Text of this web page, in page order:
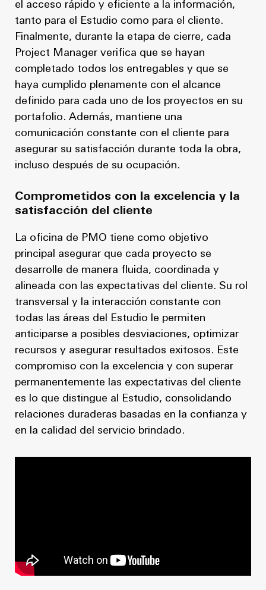
el acceso rápido y eficiente a la información,
tanto para el Estudio como para el cliente.
Finalmente, durante la etapa de cierre, cada
Project Manager verifica que se hayan
completado todos los entregables y que se
haya cumplido plenamente con el alcance
definido para cada uno de los proyectos en su
portafolio. Además, mantiene una
comunicación constante con el cliente para
asegurar su satisfacción durante toda la obra,
incluso después de su ocupación.
Comprometidos con la excelencia y la
satisfacción del cliente
La oficina de PMO tiene como objetivo
principal asegurar que cada proyecto se
desarrolle de manera fluida, coordinada y
alineada con las expectativas del cliente. Su rol
transversal y la interacción constante con
todas las áreas del Estudio le permiten
anticiparse a posibles desviaciones, optimizar
recursos y asegurar resultados exitosos. Este
compromiso con la excelencia y con superar
permanentemente las expectativas del cliente
es lo que distingue al Estudio, consolidando
relaciones duraderas basadas en la confianza y
en la calidad del servicio brindado.